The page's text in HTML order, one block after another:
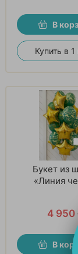
В
Купить в 1
Букет из
«Линия
4 950
В